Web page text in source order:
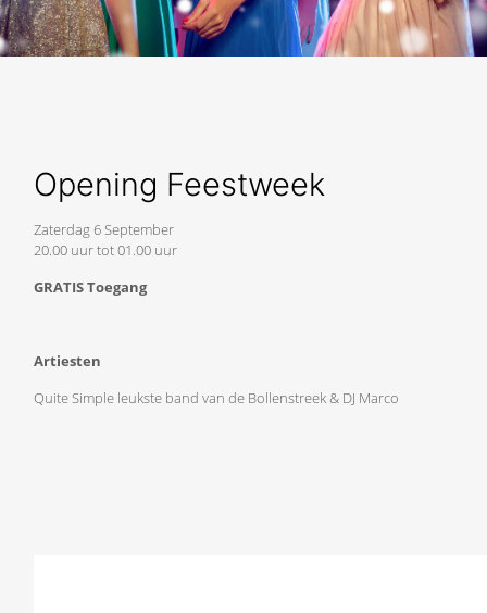
Opening Feestweek
Zaterdag 6 September
20.00 uur tot 01.00 uur
GRATIS Toegang
Artiesten
Quite Simple leukste band van de Bollenstreek & DJ Marco